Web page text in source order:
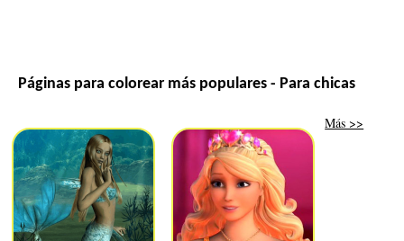
Páginas para colorear más populares - Para chicas
Más >>